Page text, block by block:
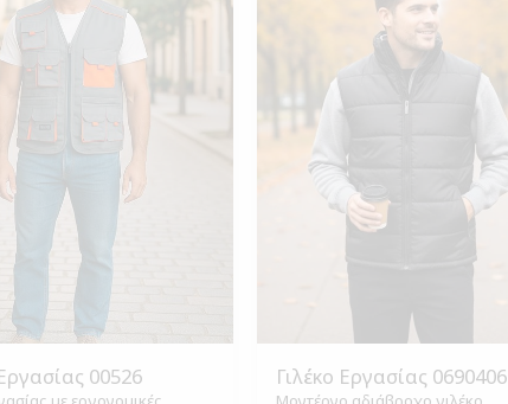
00526 Γιλέκο Εργασίας 0690406